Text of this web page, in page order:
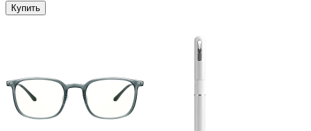
Купить